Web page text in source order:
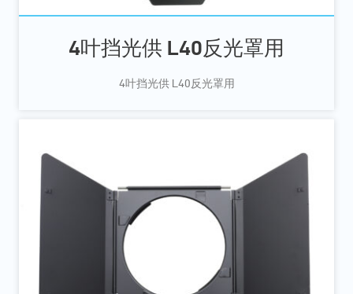
4叶挡光供 L40反光罩用
4叶挡光供 L40反光罩用